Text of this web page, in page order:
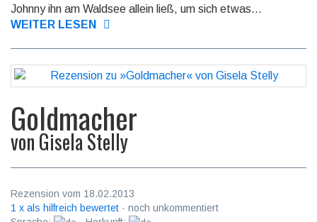
Johnny ihn am Waldsee al­lein ließ, um sich etwas...
WEITER LESEN
Goldmacher
vonGisela Stelly
Rezension vom 18.02.2013
1 x als hilfreich bewertet · noch unkommentiert